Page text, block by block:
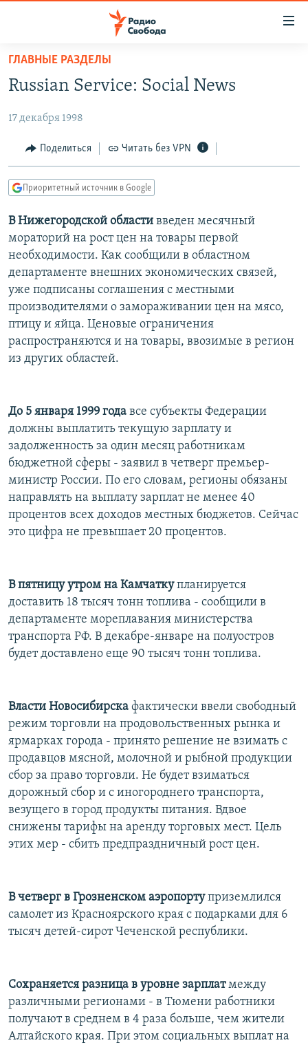
упрощенного
доступа
содержанию
Вернутся
навигации
Вернутся
поиску
АВТОРСКИЕ ПРОЕКТЫ
ЦИТАТЫ СВОБОДЫ
КУЛЬТУРА
IDEL.РЕАЛИИ
КАВКАЗ.РЕАЛИИ
СЕВЕР.РЕАЛИИ
СИБИРЬ.РЕАЛИИ
РАСПИСАНИЕ ВЕЩАНИЯ
ПОДПИШИТЕСЬ НА РАССЫЛКУ
Все сайты РСЕ/РС
ГЛАВНЫЕ РАЗДЕЛЫ
Russian Service: Social News
17 декабря 1998
Поделиться Читать без VPN
Приоритетный источник в Google
В Нижегородской области введен месячный
мораторий на рост цен на товары первой
необходимости. Как сообщили в областном
департаменте внешних экономических связей,
уже подписаны соглашения с местными
производителями о замораживании цен на мясо,
птицу и яйца. Ценовые ограничения
распространяются и на товары, ввозимые в регион
из других областей.
До 5 января 1999 года все субъекты Федерации
должны выплатить текущую зарплату и
задолженность за один месяц работникам
бюджетной сферы - заявил в четверг премьер-
министр России. По его словам, регионы обязаны
направлять на выплату зарплат не менее 40
процентов всех доходов местных бюджетов. Сейчас
это цифра не превышает 20 процентов.
В пятницу утром на Камчаткупланируется
доставить 18 тысяч тонн топлива - сообщили в
департаменте мореплавания министерства
транспорта РФ. В декабре-январе на полуостров
будет доставлено еще 90 тысяч тонн топлива.
Власти Новосибирска фактически ввели свободный
режим торговли на продовольственных рынка и
ярмарках города - принято решение не взимать с
продавцов мясной, молочной и рыбной продукции
сбор за право торговли. Не будет взиматься
дорожный сбор и с иногороднего транспорта,
везущего в город продукты питания. Вдвое
снижены тарифы на аренду торговых мест. Цель
этих мер - сбить предпраздничный рост цен.
В четверг в Грозненском аэропортуприземлился
самолет из Красноярского края с подарками для 6
тысяч детей-сирот Чеченской республики.
Сохраняется разница в уровне зарплатмежду
различными регионами - в Тюмени работники
получают в среднем в 4 раза больше, чем жители
Алтайского края. При этом социальных выплат на